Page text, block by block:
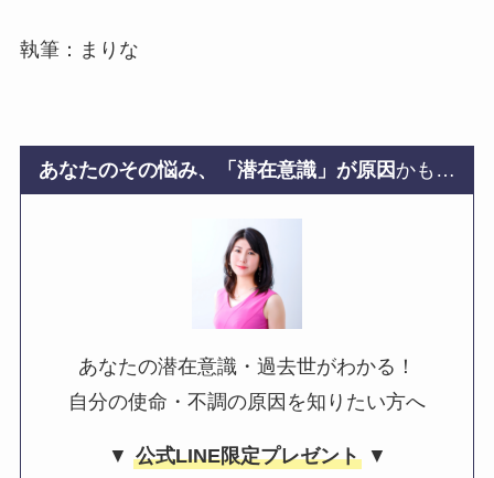
執筆：まりな
あなたのその悩み、「潜在意識」が原因 かも…
あなたの潜在意識・過去世がわかる！
自分の使命・不調の原因を知りたい方へ
▼ 公式LINE限定プレゼント▼